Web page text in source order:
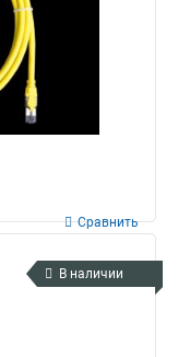
Сравнить
В наличии